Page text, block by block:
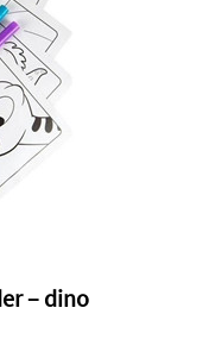
– dino